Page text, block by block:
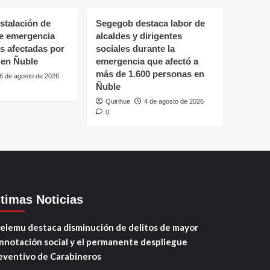
de
emergencia
afectadas por
Ñuble
6 de agosto de 2026
Segegob destaca labor de
alcaldes y dirigentes
sociales durante la
emergencia que afectó a
más de 1.600 personas en
Ñuble
Quirihue
4 de agosto de 2026
0
Noticias
destaca disminución de delitos de mayor
social y el permanente despliegue
de Carabineros